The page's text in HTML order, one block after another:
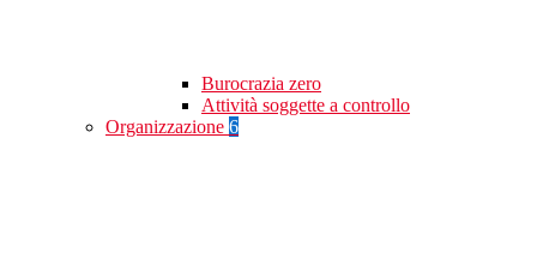
Burocrazia zero
Attività soggette a controllo
Organizzazione 6